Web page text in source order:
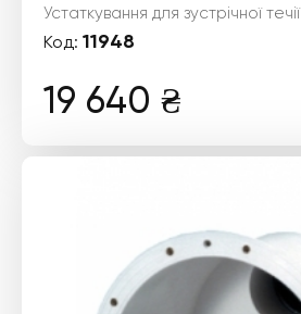
Устаткування для зустрічної течії
Код: 11948
19 640 ₴